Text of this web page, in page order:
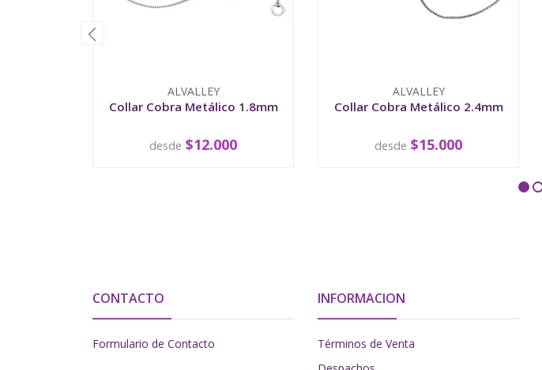
ALVALLEY
Collar Cobra Metálico 1.8mm
VER OPCIONES
desde $12.000
ALVALLEY
Collar Cobra Metálico 2.4mm
VER OPCIONES
desde $15.000
CONTACTO
Formulario de Contacto
INFORMACION
Términos de Venta